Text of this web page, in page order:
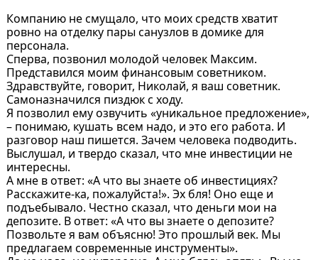
Компанию не смущало, что моих средств хватит
ровно на отделку пары санузлов в домике для
персонала.
Сперва, позвонил молодой человек Максим.
Представился моим финансовым советником.
Здравствуйте, говорит, Николай, я ваш советник.
Самоназначился пиздюк с ходу.
Я позволил ему озвучить «уникальное предложение»,
– понимаю, кушать всем надо, и это его работа. И
разговор наш пишется. Зачем человека подводить.
Выслушал, и твердо сказал, что мне инвестиции не
интересны.
А мне в ответ: «А что вы знаете об инвестициях?
Расскажите-ка, пожалуйста!». Эх бля! Оно еще и
подъебывало. Честно сказал, что деньги мои на
депозите. В ответ: «А что вы знаете о депозите?
Позвольте я вам объясню! Это прошлый век. Мы
предлагаем современные инструменты».